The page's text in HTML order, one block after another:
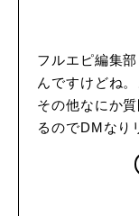
フルエピ編集
んですけどね
その他なにか
るのでDMなり